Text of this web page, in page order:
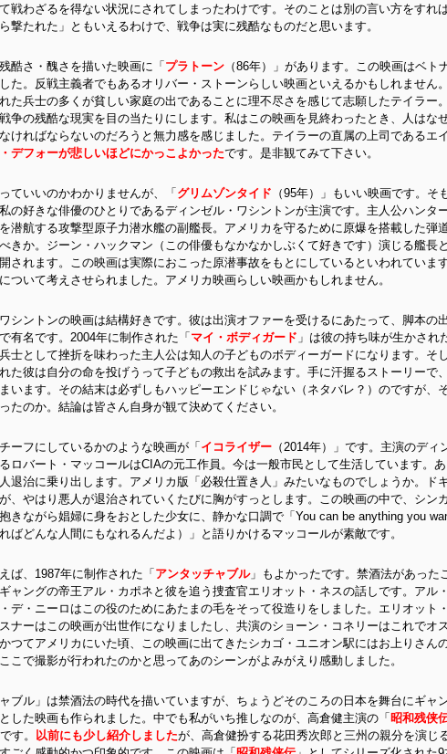
戦わざるを得ない状況にされてしまったわけです。そのことは別の言い方をすれ
撃たれた」ともいえるわけで、戦争は実に残酷なものだと思います。
酷さ・醜さを描いた映画に「 プラトーン （86年）」があります。この映画はベト
た。反戦主義者でもあるオリバー・ストーンらしい映画といえるかもしれません
た兵士の多くが貧しい家庭の出であることに理不尽さを感じて志願したテイラー
争の残酷な現実を目の当たりにします。私はこの映画を見終わったとき、人はな
ければならないのだろうと無力感を感じました。テイラーの直属の上司であるエ
デフォーが悲しいほどにかっこよかったです。是非観てみて下さい。
ていいのかわかりませんが、「 グリムゾンタイド （95年）」もいい映画です。そ
の好きな俳優のひとりであるディンゼル・ワシントンが主演です。主人公ハンタ
潜航する攻撃型原子力潜水艦の副艦長。アメリカを守るために原爆を搭載した弾
きか。ジーン・ハックマン（この俳優もなかなかしぶくて好きです）演じる艦長
されます。この映画は実際におこった原潜事故をもとにしているといわれていま
ついて考えさせられました。アメリカ映画らしい映画かもしれません。
シントンの映画は結構好きです。彼は出演オファーを受けるにあたって、脚本の
有名です。2004年に制作された「 マイ・ボディガード 」は彼の持ち味が生かされ
士として挫折を味わった主人公は知人の子どものボディーガードになります。そ
た彼は自分の命を投げうって子どもの救出を試みます。手に汗握るストーリーで
います。その結末は必ずしもハッピーエンドじゃない（ネタバレ？）のですが、
たのか。結論は皆さん自身が観て決めてください。
ーフにしているかのような映画が「 イコライザー （2014年）」です。主演のディ
ロバート・マッコールはCIAの元工作員。今は一般市民として生活しています。
退治に乗り出します。アメリカ版「必殺仕置き人」みたいなものでしょうか。ド
、やはり悪人が退治されていくたびに胸がすっとします。この映画の中で、シン
きながら娼婦に身をおとした少女に、静かな口調で「You can be anything you
ばどんな人間にもなれるんだよ）」と語りかけるマッコールが素敵です。
ば、1987年に制作された「 アンタッチャブル」もよかったです。禁酒法があった
ャングの帝王アル・カポネと彼を追う捜査官エリオット・ネスの話しです。アル
デ・ニーロはこの役のためにあたまの毛をそって役造りをしました。エリオット
ナーはこの映画が出世作になりましたし、共演のショーン・コネリーはこれでオ
つてアメリカにいた頃、この映画に出てきたシカゴ・ユニオン駅にはお上りさん
こで撮影が行われたのかと思ってあのシーンがよみがえり感動しました。
ャブル」は禁酒法の時代を描いていますが、ちょうどそのころの日本を舞台にギャ
した映画も作られました。中でも私がいち推しなのが、高倉健主演の「 昭和残侠
す。 以前にも少し紹介しましたが、高倉健扮する花田秀次郎と三州の親分を演じ